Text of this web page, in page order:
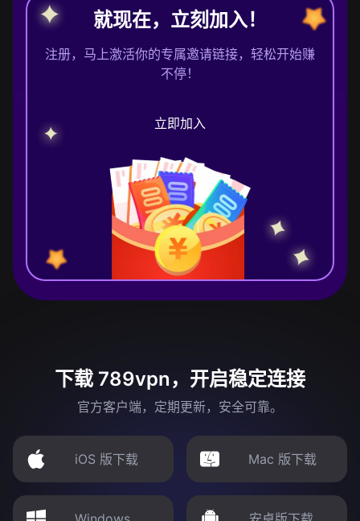
就现在，立刻加入！
注册，马上激活你的专属邀请链接，轻松开始赚
不停！
立即加入
下载 789vpn，开启稳定连接
官方客户端，定期更新，安全可靠。
iOS 版下载 Mac 版下载